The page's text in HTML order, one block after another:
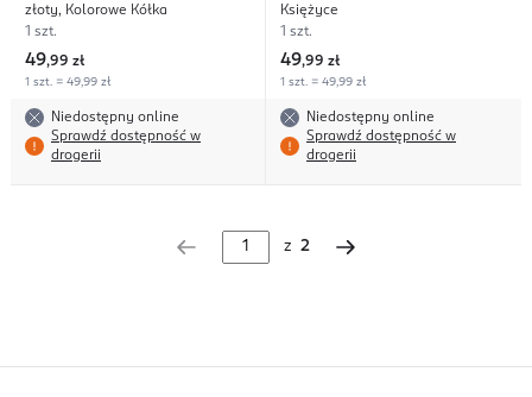
złoty, Kolorowe Kółka
1 szt.
49,99 zł
1 szt. = 49,99 zł
Niedostępny online
Sprawdź dostępność w
drogerii
Księżyce
1 szt.
49,99 zł
1 szt. = 49,99 zł
Niedostępny online
Sprawdź dostępność w
drogerii
z 2